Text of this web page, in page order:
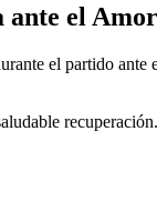
el
el partido